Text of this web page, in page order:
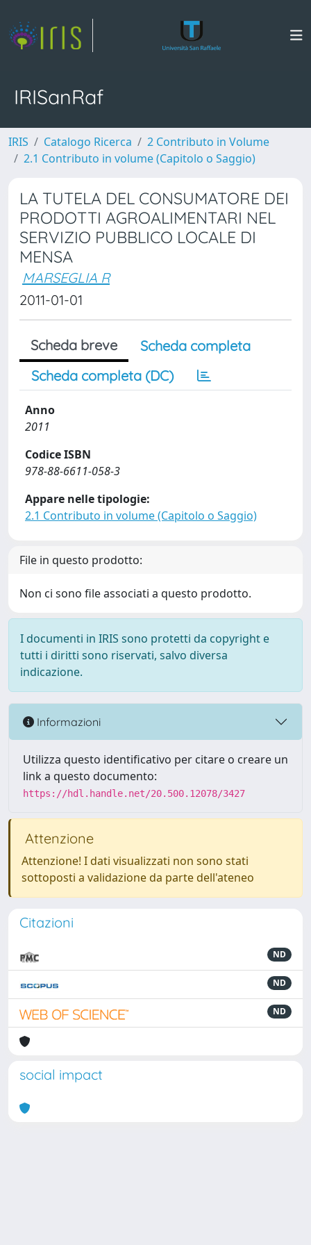
IRISanRaf
IRIS Catalogo Ricerca
2 Contributo in Volume
2.1 Contributo in volume (Capitolo o Saggio)
LA TUTELA DEL CONSUMATORE DEI
PRODOTTI AGROALIMENTARI NEL
SERVIZIO PUBBLICO LOCALE DI
MENSA
MARSEGLIA R
2011-01-01
Scheda breve
Scheda completa
Scheda completa (DC)
Anno
2011
Codice ISBN
978-88-6611-058-3
Appare nelle tipologie:
2.1 Contributo in volume (Capitolo o Saggio)
File in questo prodotto:
Non ci sono file associati a questo prodotto.
I documenti in IRIS sono protetti da copyright e
tutti i diritti sono riservati, salvo diversa
indicazione.
Informazioni
Utilizza questo identificativo per citare o creare un
link a questo documento:
https://hdl.handle.net/20.500.12078/3427
Attenzione
Attenzione! I dati visualizzati non sono stati
sottoposti a validazione da parte dell'ateneo
Citazioni
ND
ND
ND
social impact